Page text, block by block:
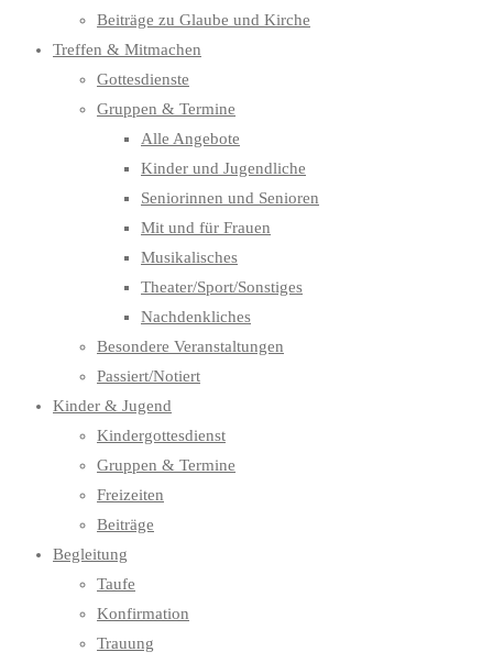
Beiträge zu Glaube und Kirche
Treffen & Mitmachen
Gottesdienste
Gruppen & Termine
Alle Angebote
Kinder und Jugendliche
Seniorinnen und Senioren
Mit und für Frauen
Musikalisches
Theater/Sport/Sonstiges
Nachdenkliches
Besondere Veranstaltungen
Passiert/Notiert
Kinder & Jugend
Kindergottesdienst
Gruppen & Termine
Freizeiten
Beiträge
Begleitung
Taufe
Konfirmation
Trauung